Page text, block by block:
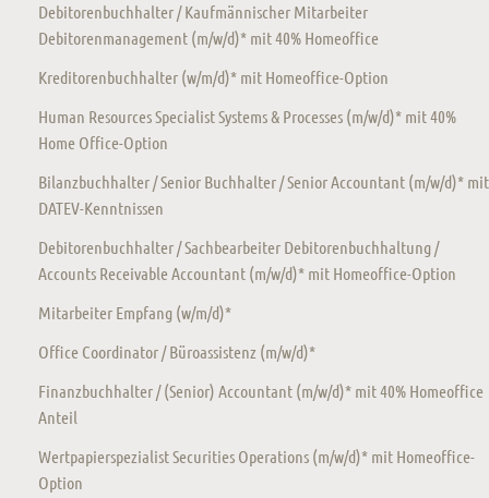
Debitorenbuchhalter / Kaufmännischer Mitarbeiter
Debitorenmanagement (m/w/d)* mit 40% Homeoffice
Kreditorenbuchhalter (w/m/d)* mit Homeoffice-Option
Human Resources Specialist Systems & Processes (m/w/d)* mit 40%
Home Office-Option
Bilanzbuchhalter / Senior Buchhalter / Senior Accountant (m/w/d)* mit
DATEV-Kenntnissen
Debitorenbuchhalter / Sachbearbeiter Debitorenbuchhaltung /
Accounts Receivable Accountant (m/w/d)* mit Homeoffice-Option
Mitarbeiter Empfang (w/m/d)*
Office Coordinator / Büroassistenz (m/w/d)*
Finanzbuchhalter / (Senior) Accountant (m/w/d)* mit 40% Homeoffice
Anteil
Wertpapierspezialist Securities Operations (m/w/d)* mit Homeoffice-
Option